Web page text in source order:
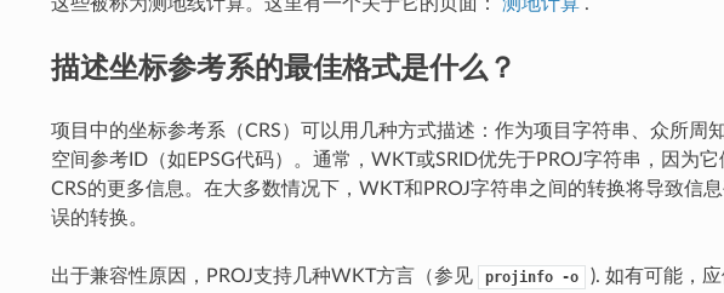
描述坐标参考系的最佳格式是什么？
项目中的坐标参考系（CRS）可以用几种方式描述：作为项目字符串、众所周
空间参考ID（如EPSG代码）。通常，WKT或SRID优先于PROJ字符串，因为
CRS的更多信息。在大多数情况下，WKT和PROJ字符串之间的转换将导致信
误的转换。
出于兼容性原因，PROJ支持几种WKT方言（参见 projinfo -o ). 如有可能，